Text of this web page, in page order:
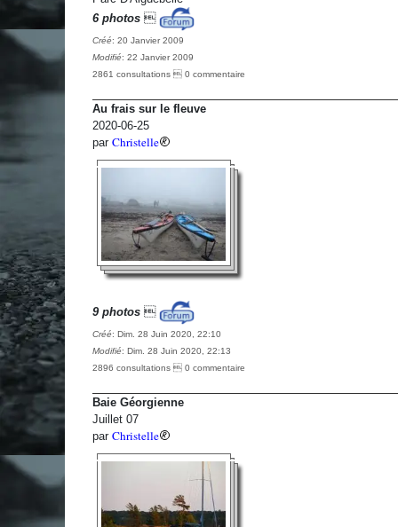
6 photos
Créé: 20 Janvier 2009
Modifié: 22 Janvier 2009
2861 consultations  0 commentaire
Au frais sur le fleuve
2020-06-25
par Christelle
9 photos
Créé: Dim. 28 Juin 2020, 22:10
Modifié: Dim. 28 Juin 2020, 22:13
2896 consultations  0 commentaire
Baie Géorgienne
Juillet 07
par Christelle